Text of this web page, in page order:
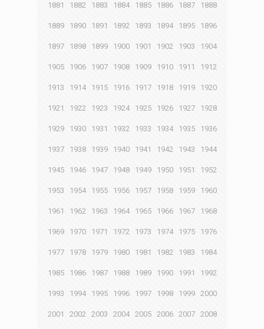
1881 1882 1883 1884 1885 1886 1887 1888
1889 1890 1891 1892 1893 1894 1895 1896
1897 1898 1899 1900 1901 1902 1903 1904
1905 1906 1907 1908 1909 1910 1911 1912
1913 1914 1915 1916 1917 1918 1919 1920
1921 1922 1923 1924 1925 1926 1927 1928
1929 1930 1931 1932 1933 1934 1935 1936
1937 1938 1939 1940 1941 1942 1943 1944
1945 1946 1947 1948 1949 1950 1951 1952
1953 1954 1955 1956 1957 1958 1959 1960
1961 1962 1963 1964 1965 1966 1967 1968
1969 1970 1971 1972 1973 1974 1975 1976
1977 1978 1979 1980 1981 1982 1983 1984
1985 1986 1987 1988 1989 1990 1991 1992
1993 1994 1995 1996 1997 1998 1999 2000
2001 2002 2003 2004 2005 2006 2007 2008